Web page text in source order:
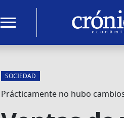
menu
SOCIEDAD
Prácticamente no hubo